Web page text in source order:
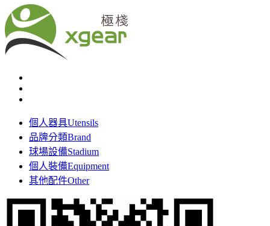
個人器具Utensils
品牌分類Brand
球場設備Stadium
個人裝備Equipment
其他配件Other